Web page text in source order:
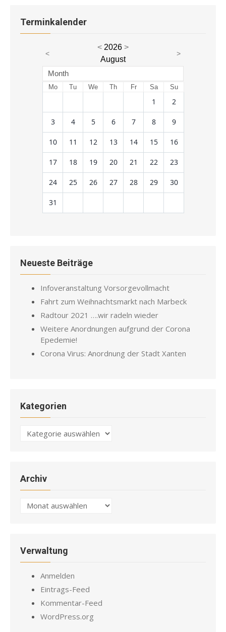
Terminkalender
<
< 2026 >
August
>
Month
Mo Tu We Th Fr Sa Su
1 2
3 4 5 6 7 8 9
10 11 12 13 14 15 16
17 18 19 20 21 22 23
24 25 26 27 28 29 30
31
Neueste Beiträge
Infoveranstaltung Vorsorgevollmacht
Fahrt zum Weihnachtsmarkt nach Marbeck
Radtour 2021 ….wir radeln wieder
Weitere Anordnungen aufgrund der Corona
Epedemie!
Corona Virus: Anordnung der Stadt Xanten
Kategorien
Kategorien
Archiv
Archiv
Verwaltung
Anmelden
Eintrags-Feed
Kommentar-Feed
WordPress.org